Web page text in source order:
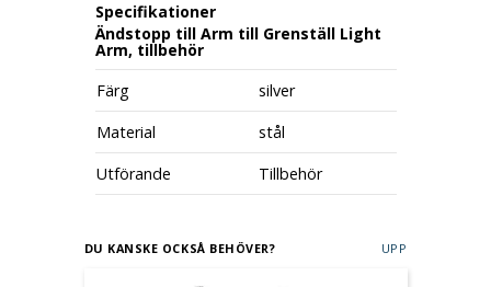
Specifikationer
Ändstopp till Arm till Grenställ Light
Arm, tillbehör
Färg
silver
Material
stål
Utförande
Tillbehör
DU KANSKE OCKSÅ BEHÖVER? UPP